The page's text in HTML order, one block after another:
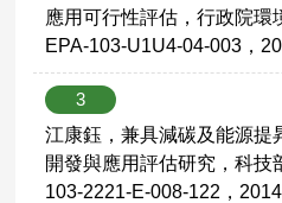
應用可行性評估，行政院環
EPA-103-U1U4-04-003，
3
江康鈺，兼具減碳及能源提
開發與應用評估研究，科技
103-2221-E-008-122，2014